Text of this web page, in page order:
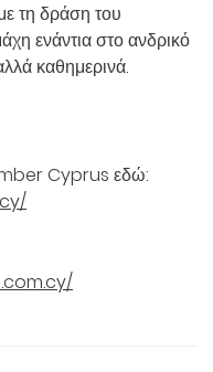
τη δράση του
ενάντια στο ανδρικό
καθημερινά.
Cyprus εδώ:
cy/
.com.cy/